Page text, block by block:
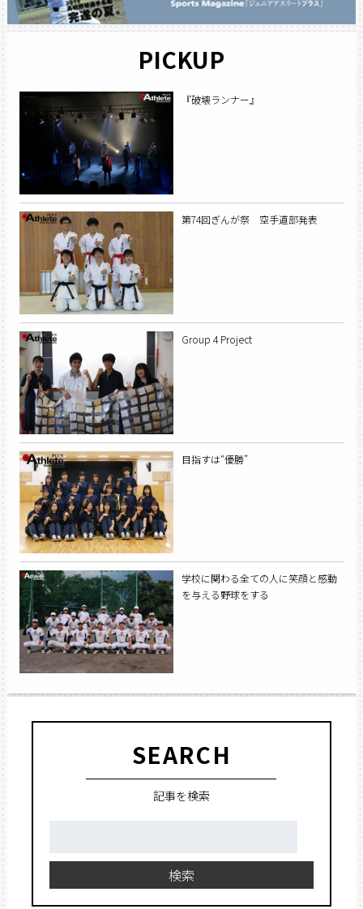
PICKUP
『破壊ランナー』
第74回ぎんが祭 空手道部発表
Group 4 Project
目指すは“優勝”
学校に関わる全ての人に笑顔と感動
を与える野球をする
SEARCH
記事を検索
検索